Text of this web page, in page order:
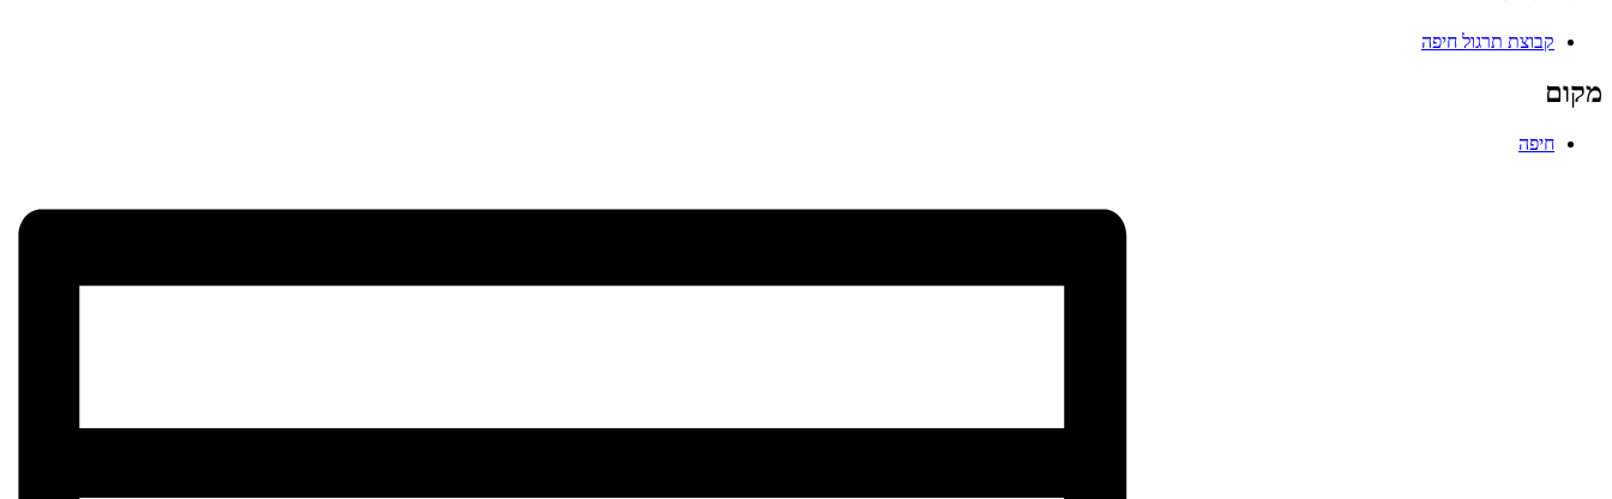
קבוצת תרגול חיפה
מקום
חיפה